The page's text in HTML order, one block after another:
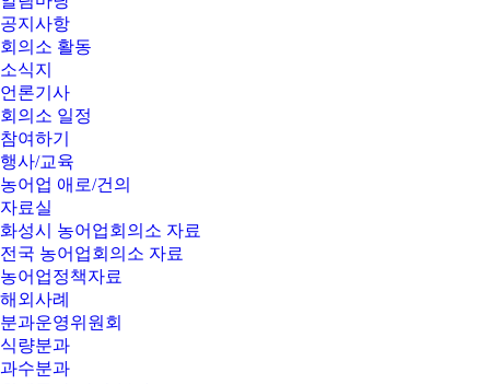
공지사항
회의소 활동
소식지
언론기사
회의소 일정
참여하기
행사/교육
농어업 애로/건의
자료실
화성시 농어업회의소 자료
전국 농어업회의소 자료
농어업정책자료
해외사례
분과운영위원회
식량분과
과수분과